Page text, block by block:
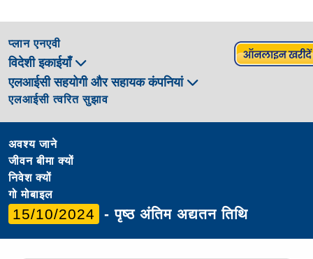
प्लान एनएवी
विदेशी इकाईयाँ
एलआईसी सहयोगी और सहायक कंपनियां
एलआईसी त्वरित सुझाव
अवश्य जाने
जीवन बीमा क्यों
निवेश क्यों
गो मोबाइल
15/10/2024 - पृष्ठ अंतिम अद्यतन तिथि